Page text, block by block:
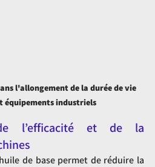
l'allongement de la durée de vie
équipements industriels
l’efficacité et de la
de base permet de réduire la